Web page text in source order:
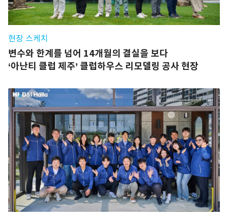
현장 스케치
변수와 한계를 넘어 14개월의 결실을 보다
‘아난티 클럽 제주’ 클럽하우스 리모델링 공사 현장